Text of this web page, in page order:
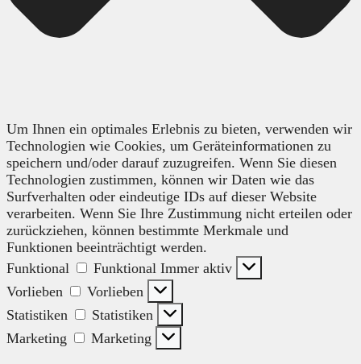
Um Ihnen ein optimales Erlebnis zu bieten, verwenden wir
Technologien wie Cookies, um Geräteinformationen zu
speichern und/oder darauf zuzugreifen. Wenn Sie diesen
Technologien zustimmen, können wir Daten wie das
Surfverhalten oder eindeutige IDs auf dieser Website
verarbeiten. Wenn Sie Ihre Zustimmung nicht erteilen oder
zurückziehen, können bestimmte Merkmale und
Funktionen beeinträchtigt werden.
Funktional
Funktional Immer aktiv
Vorlieben
Vorlieben
Statistiken
Statistiken
Marketing
Marketing